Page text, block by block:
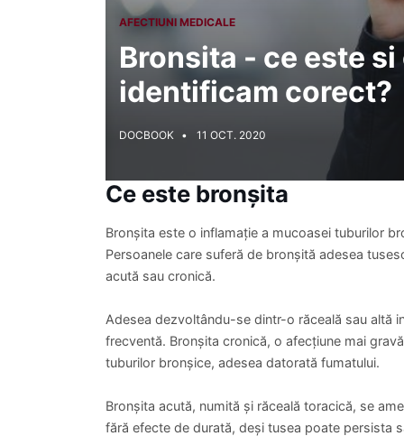
AFECTIUNI MEDICALE
Bronsita - ce este si
identificam corect?
DOCBOOK 11 OCT. 2020
Ce este bronșita
Bronșita este o inflamație a mucoasei tuburilor
Persoanele care suferă de bronșită adesea
acută sau cronică.
Adesea dezvoltându-se dintr-o răceală sau altă
frecventă. Bronșita cronică, o afecțiune mai
tuburilor bronșice, adesea datorată fumatului.
Bronșita acută, numită și răceală toracică, se
fără efecte de durată, deși tusea poate persista